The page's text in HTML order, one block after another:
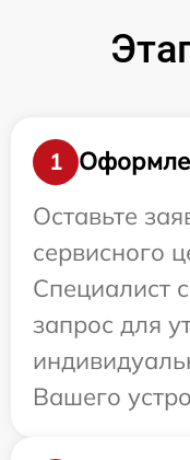
1
Оставьте
сервисного
Специалист
запрос для
Вашего